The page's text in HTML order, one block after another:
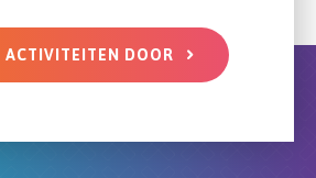
ACTIVITEITEN DOOR